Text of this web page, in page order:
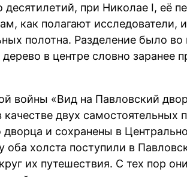
десятилетий, при Николае I, её
как полагают исследователи,
полотна. Разделение было
в центре словно заранее
войны «Вид на Павловский
двух самостоятельных
дворца и сохранены в
оба холста поступили в
их путешествия. С тех пор